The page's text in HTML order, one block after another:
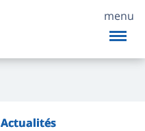
menu
Actualités